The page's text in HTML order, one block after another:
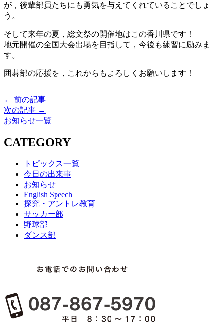
が，後輩部員たちにも勇気を与えてくれていることでしょ
う。
そして来年の夏，総文祭の開催地はこの香川県です！
地元開催の全国大会出場を目指して，今後も練習に励みま
す。
囲碁部の応援を，これからもよろしくお願いします！
← 前の記事
次の記事 →
お知らせ一覧
CATEGORY
トピックス一覧
今日の出来事
お知らせ
English Speech
探究・アントレ教育
サッカー部
野球部
ダンス部